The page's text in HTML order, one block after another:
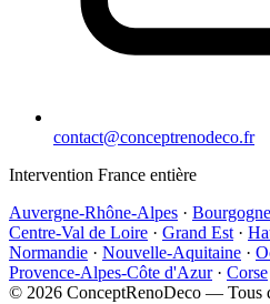
contact@conceptrenodeco.fr
Intervention France entière
Auvergne-Rhône-Alpes ·
Centre-Val de Loire · Grand Est ·
Normandie · Nouvelle-Aquitaine ·
Provence-Alpes-Côte d'Azur · Corse
© 2026 ConceptRenoDeco — Tous